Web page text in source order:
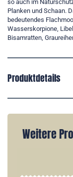
so auch im
Planken und Schaan.
bedeutendes
Wasserskorpione,
Bisamratten,
Produktdetails
Weitere